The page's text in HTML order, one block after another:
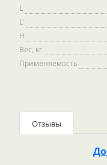
L
L'
H
Вес, кг
Применяемость
Отзывы